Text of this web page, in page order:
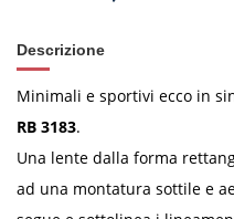
Descrizione
Minimali e sportivi ecco in
RB 3183.
Una lente dalla forma
ad una montatura sottile e